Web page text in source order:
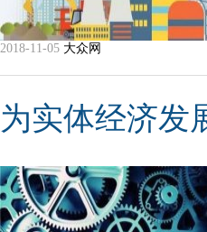
2018-11-05 大众网
为实体经济发